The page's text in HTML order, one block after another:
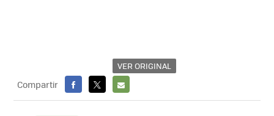
VER ORIGINAL
Compartir
FACEBOOK
X
E-